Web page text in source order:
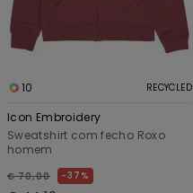
10 RECYCLED
Icon Embroidery
Sweatshirt com fecho Roxo
homem
€ 70,00 37%